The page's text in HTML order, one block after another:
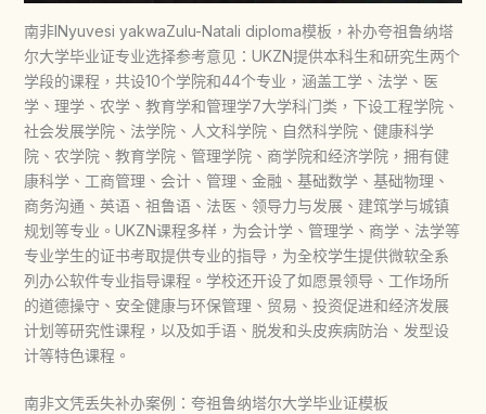
南非INyuvesi yakwaZulu-Natali diploma模板，补办夸祖鲁纳塔
尔大学毕业证专业选择参考意见：UKZN提供本科生和研究生两个
学段的课程，共设10个学院和44个专业，涵盖工学、法学、医
学、理学、农学、教育学和管理学7大学科门类，下设工程学院、
社会发展学院、法学院、人文科学院、自然科学院、健康科学
院、农学院、教育学院、管理学院、商学院和经济学院，拥有健
康科学、工商管理、会计、管理、金融、基础数学、基础物理、
商务沟通、英语、祖鲁语、法医、领导力与发展、建筑学与城镇
规划等专业。UKZN课程多样，为会计学、管理学、商学、法学等
专业学生的证书考取提供专业的指导，为全校学生提供微软全系
列办公软件专业指导课程。学校还开设了如愿景领导、工作场所
的道德操守、安全健康与环保管理、贸易、投资促进和经济发展
计划等研究性课程，以及如手语、脱发和头皮疾病防治、发型设
计等特色课程。
南非文凭丢失补办案例：夸祖鲁纳塔尔大学毕业证模板